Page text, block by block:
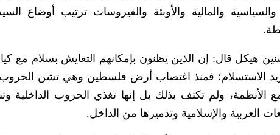
والمالية والأوبئة والفيروسات ترتيب أوضاع
هيكل قال: إن الذين يظنون بإمكانهم التعايش بسلام مع
الاستسلام؛ فمنذ اغتصاب أرض فلسطين وهي تشن الحروب
الأنظمة، ولم تكتف بذلك بل إنها تغذي الحروب الداخلية
العربية والإسلامية وتدميرها من الداخل.